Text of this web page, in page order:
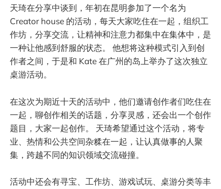
天琦在分享中谈到，年初在昆明参加了一个名为
Creator house 的活动，每天大家吃住在一起，组织工
作坊，分享交流，让精神和注意力都集中在集体中，是
一种让他感到舒服的状态。 他想将这种模式引入到创
作者之间，于是和 Kate 在广州的岛上举办了这次独立
桌游活动。
在这次为期近十天的活动中，他们邀请创作者们吃住在
一起，聊创作相关的话题，分享灵感，还会出一个创作
题目，大家一起创作。 天琦希望通过这个活动，将专
业、热情和公共空间杂糅在一起，让认真做事的人聚
集，跨越不同的知识领域交流碰撞。
活动中还会有寻宝、工作坊、游戏试玩、桌游分类等丰